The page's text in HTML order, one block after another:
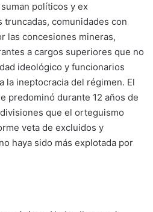
políticos y ex
comunidades con
las concesiones mineras,
a cargos superiores que no
ideológico y funcionarios
la ineptocracia del régimen. El
predominó durante 12 años de
que el orteguismo
veta de excluidos y
haya sido más explotada por